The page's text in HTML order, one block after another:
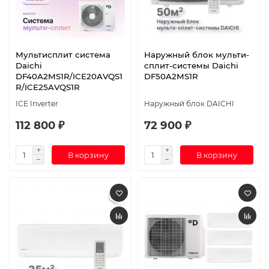
Мультисплит система
Daichi
DF40A2MS1R/ICE20AVQS1
R/ICE25AVQS1R
ICE Inverter
112 800 ₽
В корзину
Наружный блок мульти-
сплит-системы Daichi
DF50A2MS1R
Наружный блок DAICHI
72 900 ₽
В корзину